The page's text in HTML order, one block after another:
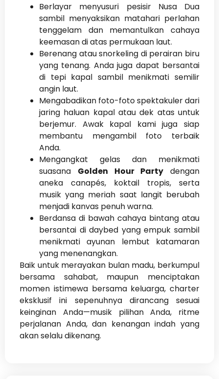
Berlayar menyusuri pesisir Nusa Dua
sambil menyaksikan matahari perlahan
tenggelam dan memantulkan cahaya
keemasan di atas permukaan laut.
Berenang atau snorkeling di perairan biru
yang tenang. Anda juga dapat bersantai
di tepi kapal sambil menikmati semilir
angin laut.
Mengabadikan foto-foto spektakuler dari
jaring haluan kapal atau dek atas untuk
berjemur. Awak kapal kami juga siap
membantu mengambil foto terbaik
Anda.
Mengangkat gelas dan menikmati
suasana Golden Hour Party dengan
aneka canapés, koktail tropis, serta
musik yang meriah saat langit berubah
menjadi kanvas penuh warna.
Berdansa di bawah cahaya bintang atau
bersantai di daybed yang empuk sambil
menikmati ayunan lembut katamaran
yang menenangkan.
Baik untuk merayakan bulan madu, berkumpul
bersama sahabat, maupun menciptakan
momen istimewa bersama keluarga, charter
eksklusif ini sepenuhnya dirancang sesuai
keinginan Anda—musik pilihan Anda, ritme
perjalanan Anda, dan kenangan indah yang
akan selalu dikenang.